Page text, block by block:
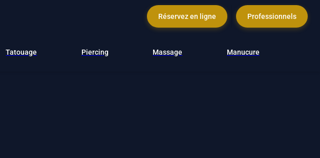
Réservez en ligne Professionnels
Tatouage Piercing Massage Manucure